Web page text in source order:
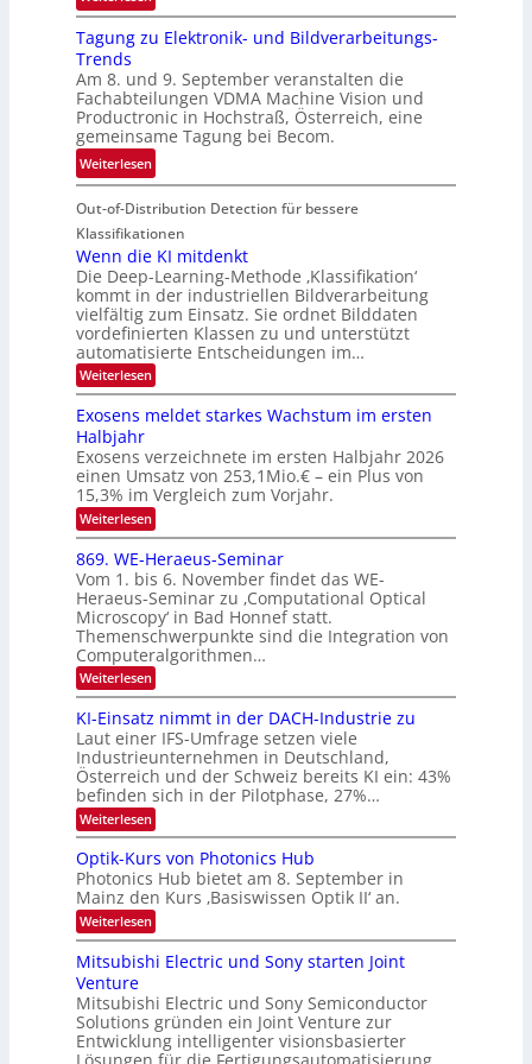
g
l
c
h
k
e
i
n
h
e
r
i
n
V
I
S
I
O
N
T
e
c
h
T
a
k
s
G
u
d
e
d
T
o
r
e
n
a
u
f
d
e
r
V
S
I
O
N
2
0
2
6
Tagung zu Elektronik- und Bildverarbeitungs-
Trends
Am 8. und 9. September veranstalten die
Fachabteilungen VDMA Machine Vision und
Productronic in Hochstraß, Österreich, eine
gemeinsame Tagung bei Becom.
Weiterlesen:
T
a
g
u
n
g
z
u
E
l
e
t
r
o
n
k
-
u
n
d
B
i
l
d
v
e
r
a
r
b
e
i
n
g
s
Out-of-Distribution Detection für bessere
Klassifikationen
Wenn die KI mitdenkt
Die Deep-Learning-Methode ‚Klassifikation‘
kommt in der industriellen Bildverarbeitung
vielfältig zum Einsatz. Sie ordnet Bilddaten
vordefinierten Klassen zu und unterstützt
automatisierte Entscheidungen im…
Weiterlesen:
W
n
d
i
e
K
I
m
i
t
d
e
n
k
t
Exosens meldet starkes Wachstum im ersten
Halbjahr
Exosens verzeichnete im ersten Halbjahr 2026
einen Umsatz von 253,1Mio.€ – ein Plus von
15,3% im Vergleich zum Vorjahr.
Weiterlesen:
E
x
o
s
e
n
s
m
e
l
d
e
t
s
t
a
r
k
e
W
a
c
h
s
u
i
m
e
r
869. WE-Heraeus-Seminar
Vom 1. bis 6. November findet das WE-
Heraeus-Seminar zu ‚Computational Optical
Microscopy‘ in Bad Honnef statt.
Themenschwerpunkte sind die Integration von
Computeralgorithmen…
Weiterlesen:
8
9
.
W
E
-
H
e
r
a
e
u
s
-
S
e
n
a
r
KI-Einsatz nimmt in der DACH-Industrie zu
Laut einer IFS-Umfrage setzen viele
Industrieunternehmen in Deutschland,
Österreich und der Schweiz bereits KI ein: 43%
befinden sich in der Pilotphase, 27%…
Weiterlesen:
K
-
E
i
n
s
t
n
m
m
Optik-Kurs von Photonics Hub
Photonics Hub bietet am 8. September in
Mainz den Kurs ‚Basiswissen Optik II‘ an.
Weiterlesen:
O
p
t
k
-
K
u
Mitsubishi Electric und Sony starten Joint
Venture
Mitsubishi Electric und Sony Semiconductor
Solutions gründen ein Joint Venture zur
Entwicklung intelligenter visionsbasierter